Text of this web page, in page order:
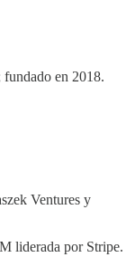
en 2018.
Ventures y
liderada por Stripe.